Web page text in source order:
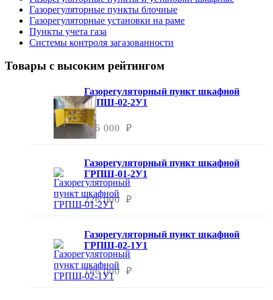
Газорегуляторные пункты блочные
Газорегуляторные установки на раме
Пункты учета газа
Системы контроля загазованности
Товары с высоким рейтингом
Газорегуляторный пункт шкафной
ГРПШ-02-2У1
226 000 ₽
Газорегуляторный пункт шкафной
ГРПШ-01-2У1
226 000 ₽
Газорегуляторный пункт шкафной
ГРПШ-02-1У1
186 000 ₽